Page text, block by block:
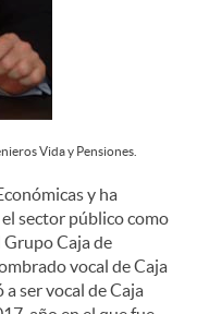
Vida y Pensiones.
y ha
sector público como
Caja de
vocal de Caja
ser vocal de Caja